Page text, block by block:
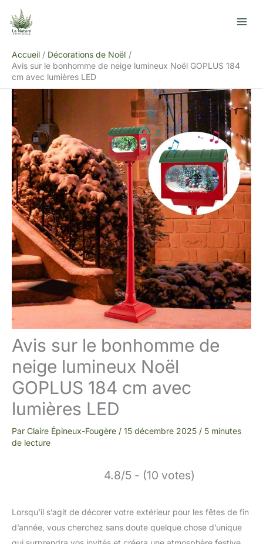
contenu
Accueil
Décorations de Noël
Avis sur le bonhomme de neige lumineux Noël GOPLUS 184
cm avec lumières LED
Avis sur le bonhomme de
neige lumineux Noël
GOPLUS 184 cm avec
lumières LED
Par Claire Épineux-Fougère / 15 décembre 2025 / 5 minutes
de lecture
4.8/5 - (10 votes)
Lorsqu’il s’agit de décorer votre extérieur pour les fêtes de fin
d’année, vous cherchez sans doute quelque chose d’unique
e
h
e
r
c
h
e
r